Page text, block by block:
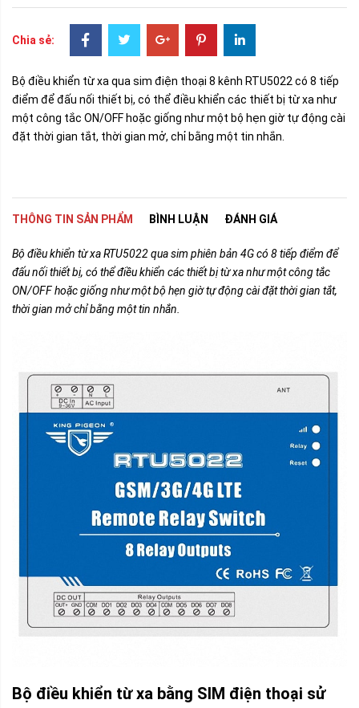
Chia sẻ:
Bộ điều khiển từ xa qua sim điện thoại 8 kênh RTU5022 có 8 tiếp
điểm để đấu nối thiết bị, có thể điều khiển các thiết bị từ xa như
một công tắc ON/OFF hoặc giống như một bộ hẹn giờ tự động cài
đặt thời gian tắt, thời gian mở, chỉ bằng một tin nhắn.
THÔNG TIN SẢN PHẨM BÌNH LUẬN ĐÁNH GIÁ
Bộ điều khiển từ xa RTU5022 qua sim phiên bản 4G có 8 tiếp điểm để
đấu nối thiết bị, có thể điều khiển các thiết bị từ xa như một công tắc
ON/OFF hoặc giống như một bộ hẹn giờ tự động cài đặt thời gian tắt,
thời gian mở chỉ bằng một tin nhắn.
Bộ điều khiển từ xa bằng SIM điện thoại sử